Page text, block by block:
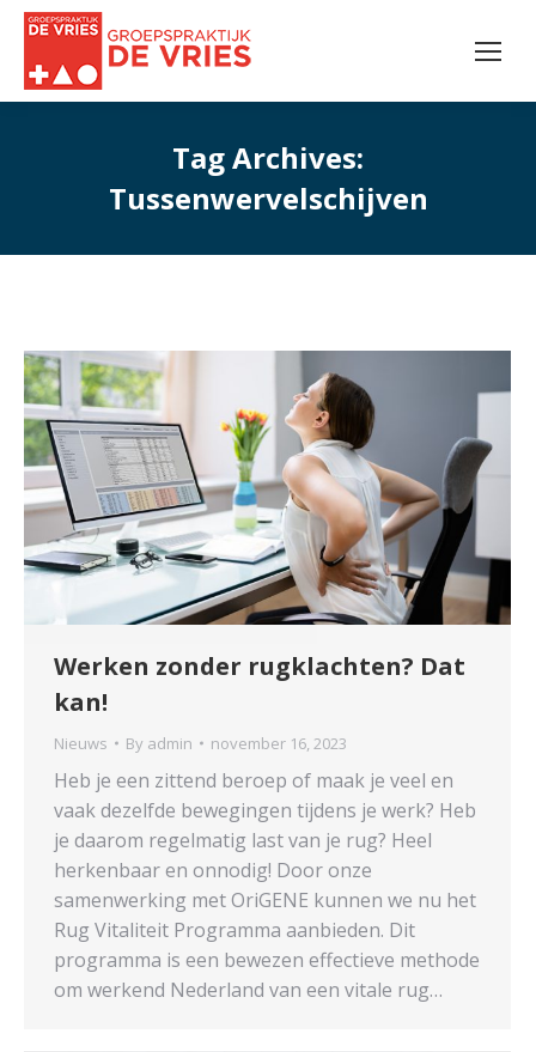
Tag Archives:
Tussenwervelschijven
Werken zonder rugklachten? Dat
kan!
Nieuws By admin november 16, 2023
Heb je een zittend beroep of maak je veel en
vaak dezelfde bewegingen tijdens je werk? Heb
je daarom regelmatig last van je rug? Heel
herkenbaar en onnodig! Door onze
samenwerking met OriGENE kunnen we nu het
Rug Vitaliteit Programma aanbieden. Dit
programma is een bewezen effectieve methode
om werkend Nederland van een vitale rug…